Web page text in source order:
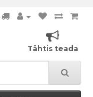
Tähtis teada